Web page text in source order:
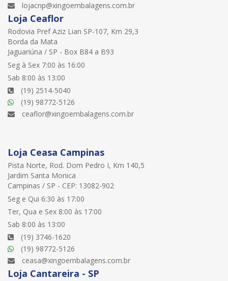
lojacnp@xingoembalagens.com.br
Loja Ceaflor
Rodovia Pref Aziz Lian SP-107, Km 29,3
Borda da Mata
Jaguariúna / SP - Box B84 a B93
Seg à Sex 7:00 às 16:00
Sab 8:00 às 13:00
(19) 2514-5040
(19) 98772-5126
ceaflor@xingoembalagens.com.br
Loja Ceasa Campinas
Pista Norte, Rod. Dom Pedro I, Km 140,5
Jardim Santa Monica
Campinas / SP - CEP: 13082-902
Seg e Qui 6:30 às 17:00
Ter, Qua e Sex 8:00 às 17:00
Sab 8:00 às 13:00
(19) 3746-1620
(19) 98772-5126
ceasa@xingoembalagens.com.br
Loja Cantareira - SP